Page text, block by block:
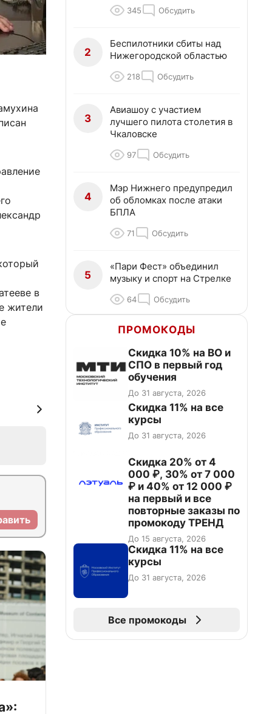
в
жители
345 Обсудить
2
Беспилотники сбиты над
Нижегородской областью
218 Обсудить
3
Авиашоу с участием
лучшего пилота столетия в
Чкаловске
97 Обсудить
4
Мэр Нижнего предупредил
об обломках после атаки
БПЛА
71 Обсудить
5
«Пари Фест» объединил
музыку и спорт на Стрелке
64 Обсудить
ПРОМОКОДЫ
Скидка 10% на ВО и
СПО в первый год
обучения
До 31 августа, 2026
Скидка 11% на все
курсы
До 31 августа, 2026
Скидка 20% от 4
000 ₽, 30% от 7 000
₽ и 40% от 12 000 ₽
на первый и все
повторные заказы по
промокоду ТРЕНД
До 15 августа, 2026
Скидка 11% на все
курсы
До 31 августа, 2026
Все промокоды